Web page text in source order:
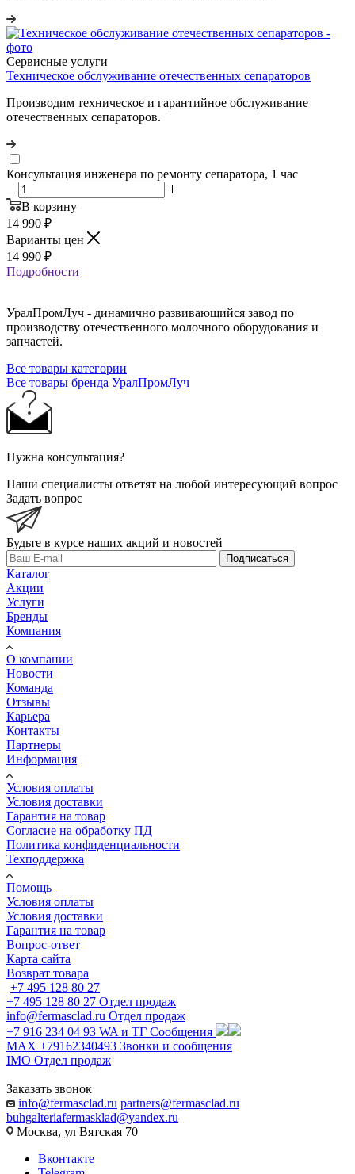
Сервисные услуги
Техническое обслуживание отечественных сепараторов
Производим техническое и гарантийное обслуживание
отечественных сепараторов.
Консультация инженера по ремонту сепаратора, 1 час
В корзину
14 990 ₽
Варианты цен
14 990 ₽
Подробности
УралПромЛуч - динамично развивающийся завод по
производству отечественного молочного оборудования и
запчастей.
Все товары категории
Все товары бренда УралПромЛуч
Нужна консультация?
Наши специалисты ответят на любой интересующий вопрос
Задать вопрос
Будьте в курсе наших акций и новостей
Подписаться
Каталог
Акции
Услуги
Бренды
Компания
О компании
Новости
Команда
Отзывы
Карьера
Контакты
Партнеры
Информация
Условия оплаты
Условия доставки
Гарантия на товар
Согласие на обработку ПД
Политика конфиденциальности
Техподдержка
Помощь
Условия оплаты
Условия доставки
Гарантия на товар
Вопрос-ответ
Карта сайта
Возврат товара
+7 495 128 80 27
+7 495 128 80 27 Отдел продаж
info@fermasclad.ru Отдел продаж
+7 916 234 04 93 WA и ТГ Сообщения
MAX +79162340493 Звонки и сообщения
IMO Отдел продаж
Заказать звонок
info@fermasclad.ru partners@fermasclad.ru
buhgalteriafermasklad@yandex.ru
Москва, ул Вятская 70
Вконтакте